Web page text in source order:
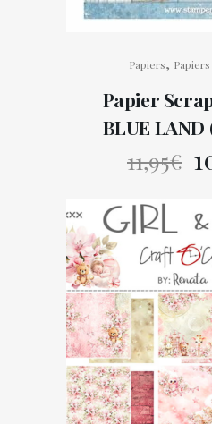
Papiers, Papiers
Papier
BLUE LAND
11,95€